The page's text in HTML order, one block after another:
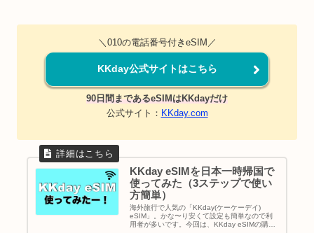
＼010の電話番号付きeSIM／
KKday公式サイトはこちら
90日間まであるeSIMはKKdayだけ
公式サイト： KKday.com
KKday eSIMを日本一時帰国で
使ってみた（3ステップで使い
方簡単）
海外旅行で人気の「KKday(ケーケーデイ)
eSIM」。かな〜り安くて設定も簡単なので利
用者が多いです。今回は、KKday eSIMの購入